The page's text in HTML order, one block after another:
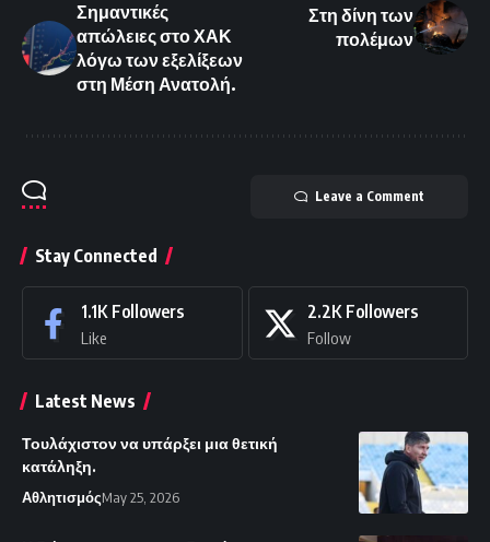
Σημαντικές
απώλειες στο ΧΑΚ
λόγω των εξελίξεων
στη Μέση Ανατολή.
Στη δίνη των
πολέμων
Leave a Comment
Stay Connected
1.1K Followers
Like
2.2K Followers
Follow
Latest News
Τουλάχιστον να υπάρξει μια θετική
κατάληξη.
ΑθλητισμόςMay 25, 2026